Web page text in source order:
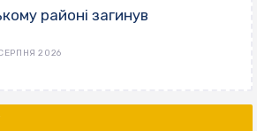
районі загинув
2026